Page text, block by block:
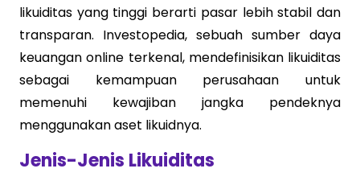
likuiditas yang tinggi berarti pasar lebih stabil dan
transparan. Investopedia, sebuah sumber daya
keuangan online terkenal, mendefinisikan likuiditas
sebagai kemampuan perusahaan untuk
memenuhi kewajiban jangka pendeknya
menggunakan aset likuidnya.
Jenis-Jenis Likuiditas